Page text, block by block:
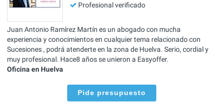
Profesional verificado
Juan Antonio Ramírez Martín es un abogado con mucha
experiencia y conocimientos en cualquier tema relacionado con
Sucesiones , podrá atenderte en la zona de Huelva. Serio, cordial y
muy profesional. Hace8 años se unieron a Easyoffer.
Oficina en Huelva
Pide presupuesto